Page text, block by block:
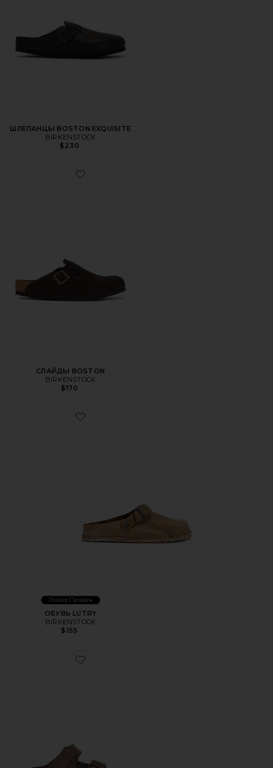
ШЛЕПАНЦЫ BOSTON EXQUISITE
BIRKENSTOCK
$230
Favorite СЛАЙДЫ BOSTON
СЛАЙДЫ BOSTON
BIRKENSTOCK
$170
Favorite ОБУВЬ LUTRY
Лидер Продаж
ОБУВЬ LUTRY
BIRKENSTOCK
$155
Favorite САНДАЛИИ ARIZONA